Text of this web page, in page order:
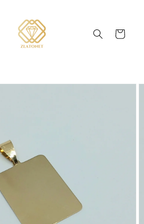
Cart